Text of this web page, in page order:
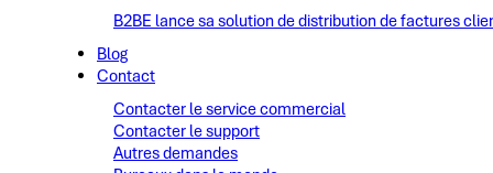
B2BE lance sa solution de distribution de factures
Blog
Contact
Contacter le service commercial
Contacter le support
Autres demandes